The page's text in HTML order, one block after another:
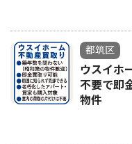
都筑区
ウスイホ
不要で即
物件